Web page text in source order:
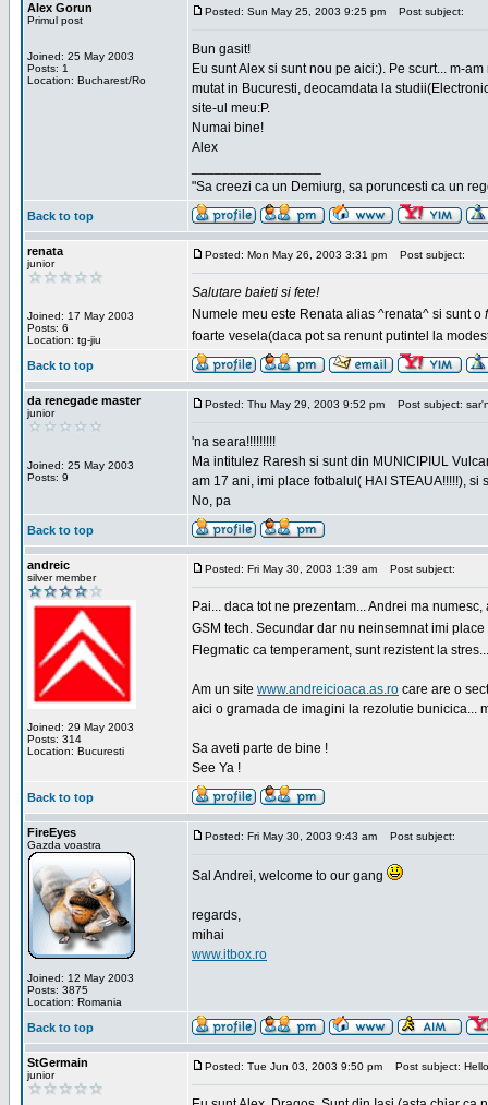
Alex Gorun
Primul post
Joined: 25 May 2003
Posts: 1
Location: Bucharest/Ro
Posted: Sun May 25, 2003 9:25 pm Post subject:
Bun gasit!
Eu sunt Alex si sunt nou pe aici:). Pe scurt... m-
mutat in Bucuresti, deocamdata la
site-ul meu:P.
Numai bine!
Alex
"Sa creezi ca un Demiurg, sa poruncesti ca un
Back to top
renata
junior
Joined: 17 May 2003
Posts: 6
Location: tg-jiu
Posted: Mon May 26, 2003 3:31 pm Post subject:
Salutare baieti si fete!
Numele meu este Renata alias ^renata^ si sunt o
foarte vesela(daca pot sa renunt putintel la
Back to top
da renegade master
junior
Joined: 25 May 2003
Posts: 9
Posted: Thu May 29, 2003 9:52 pm Post subject:
'na seara!!!!!!!!!
Ma intitulez Raresh si sunt din MUNICIPIUL
am 17 ani, imi place fotbalul( HAI STEAUA!!!!!), si
No, pa
Back to top
andreic
silver member
Joined: 29 May 2003
Posts: 314
Location: Bucuresti
Posted: Fri May 30, 2003 1:39 am Post subject:
Pai... daca tot ne prezentam... Andrei ma
GSM tech. Secundar dar nu neinsemnat imi
Flegmatic ca temperament, sunt rezistent la
Am un site www.andreicioaca.as.ro care are o
aici o gramada de imagini la rezolutie bunicica...
Sa aveti parte de bine !
See Ya !
Back to top
FireEyes
Gazda voastra
Joined: 12 May 2003
Posts: 3875
Location: Romania
Posted: Fri May 30, 2003 9:43 am Post subject:
Sal Andrei, welcome to our gang
regards,
mihai
www.itbox.ro
Back to top
StGermain
junior
Posted: Tue Jun 03, 2003 9:50 pm Post subject: